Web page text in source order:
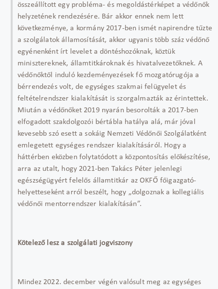
összeállított egy probléma- és megoldástérképet a védőnők
helyzetének rendezésére. Bár akkor ennek nem lett
következménye, a kormány 2017-ben ismét napirendre tűzte
a szolgálatok államosítását, akkor ugyanis több száz védőnő
egyénenként írt levelet a döntéshozóknak, köztük
minisztereknek, államtitkároknak és hivatalvezetőknek. A
védőnőktől induló kezdeményezések fő mozgatórugója a
bérrendezés volt, de egységes szakmai felügyelet és
feltételrendszer kialakítását is szorgalmazták az érintettek.
Miután a védőnőket 2019 nyarán besorolták a 2017-ben
elfogadott szakdolgozói bértábla hatálya alá, már jóval
kevesebb szó esett a sokáig Nemzeti Védőnői Szolgálatként
emlegetett egységes rendszer kialakításáról. Hogy a
háttérben eközben folytatódott a központosítás előkészítése,
arra az utalt, hogy 2021-ben Takács Péter jelenlegi
egészségügyért felelős államtitkár az OKFŐ főigazgató-
helyetteseként arról beszélt, hogy „dolgoznak a kollegiális
védőnői mentorrendszer kialakításán”.
Kötelező lesz a szolgálati jogviszony
Mindez 2022. december végén valósult meg az egységes